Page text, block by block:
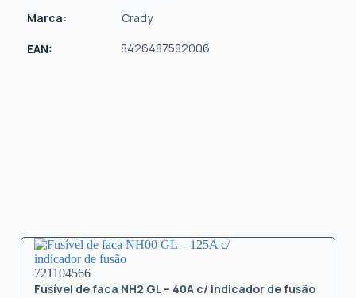
Marca: Crady
EAN: 8426487582006
721104566
Fusível de faca NH2 GL – 40A c/ indicador de fusão